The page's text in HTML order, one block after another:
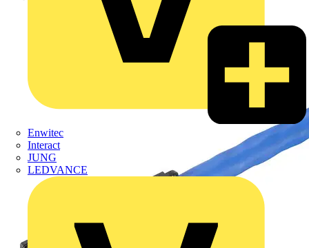
Enwitec
Interact
JUNG
LEDVANCE
Zurück zu Produkte